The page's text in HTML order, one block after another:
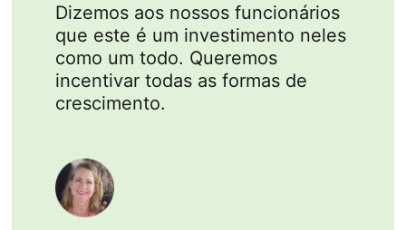
Dizemos aos nossos funcionários
que este é um investimento neles
como um todo. Queremos
incentivar todas as formas de
crescimento.